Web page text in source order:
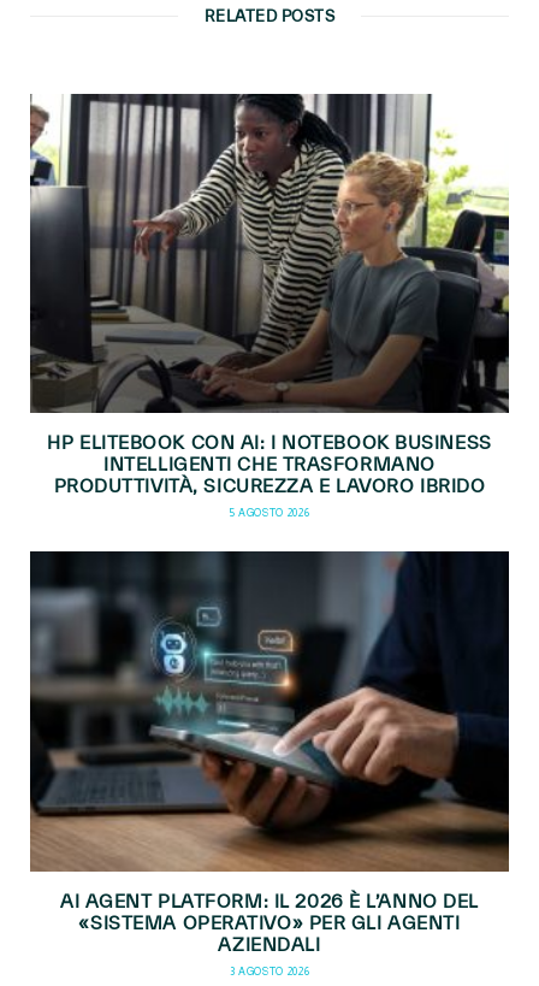
RELATED POSTS
HP ELITEBOOK CON AI: I NOTEBOOK BUSINESS
INTELLIGENTI CHE TRASFORMANO
PRODUTTIVITÀ, SICUREZZA E LAVORO IBRIDO
5 AGOSTO 2026
AI AGENT PLATFORM: IL 2026 È L’ANNO DEL
«SISTEMA OPERATIVO» PER GLI AGENTI
AZIENDALI
3 AGOSTO 2026